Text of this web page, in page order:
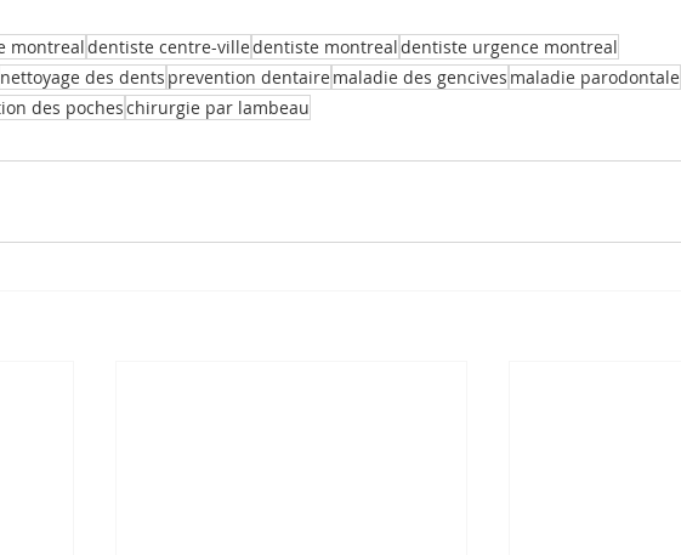
montrealdentiste centre-villedentiste montrealdentiste urgence montreal
nettoyage des dents prevention dentairemaladie des gencives maladie parodontale
des pocheschirurgie par lambeau